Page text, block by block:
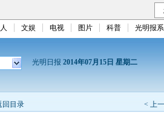
文娱 电视 图片 科普 光明报系
光明日报 2014年07月15日 星期二
< 上
回目录